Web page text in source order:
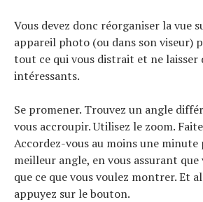
Vous devez donc réorganiser la vue
appareil photo (ou dans son viseur)
tout ce qui vous distrait et ne laisser
intéressants.
Se promener. Trouvez un angle
vous accroupir. Utilisez le zoom.
Accordez-vous au moins une
meilleur angle, en vous assurant
que ce que vous voulez montrer. Et
appuyez sur le bouton.